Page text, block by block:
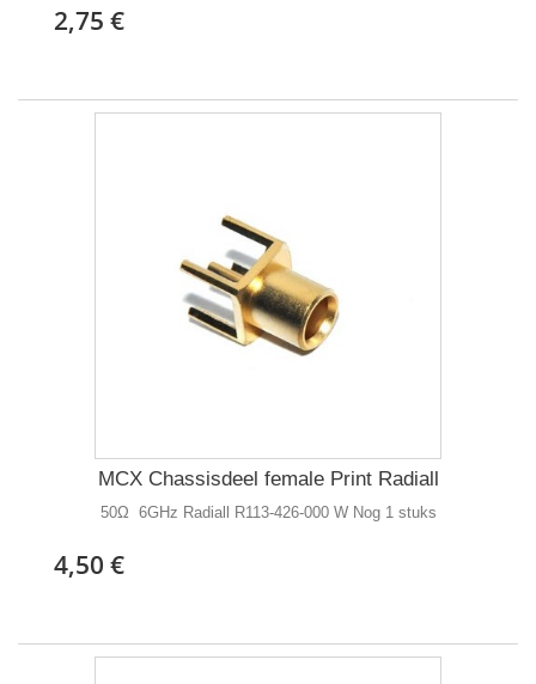
2,75 €
MCX Chassisdeel female Print Radiall
50Ω 6GHz Radiall R113-426-000 W Nog 1 stuks
4,50 €